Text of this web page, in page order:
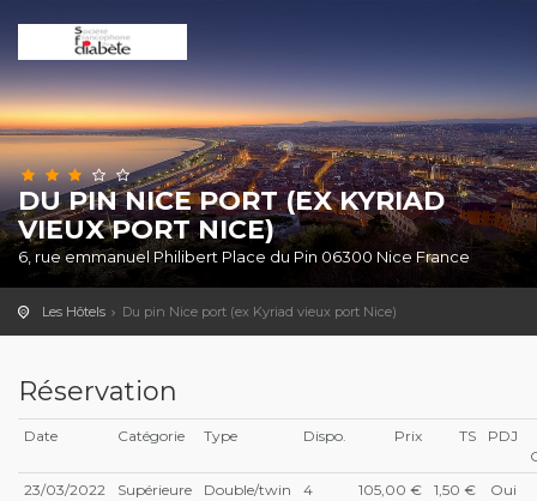
DU PIN NICE PORT (EX KYRIAD
VIEUX PORT NICE)
6, rue emmanuel Philibert Place du Pin 06300 Nice France
Les Hôtels Du pin Nice port (ex Kyriad vieux port Nice)
Réservation
Date Catégorie Type Dispo. Prix TS
PDJ
23/03/2022
Supérieure Double/twin 4 105,00 € 1,50 € Oui